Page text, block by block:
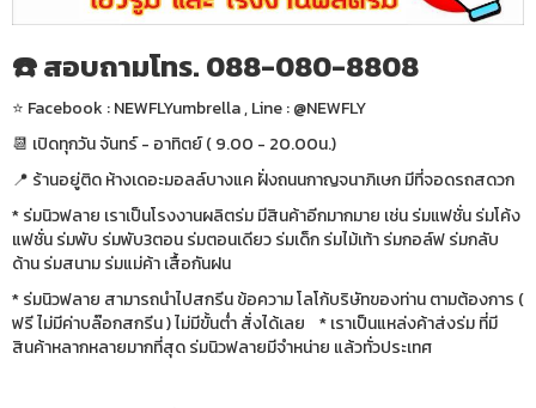
☎️ สอบถามโทร. 088-080-8808
⭐️ Facebook : NEWFLYumbrella , Line : @NEWFLY
📆 เปิดทุกวัน จันทร์ - อาทิตย์ ( 9.00 - 20.00น.)
📍 ร้านอยู่ติด ห้างเดอะมอลล์บางแค ฝั่งถนนกาญจนาภิเษก มีที่จอดรถสดวก
* ร่มนิวฟลาย เราเป็นโรงงานผลิตร่ม มีสินค้าอีกมากมาย เช่น ร่มแฟชั่น ร่มโค้ง
แฟชั่น ร่มพับ ร่มพับ3ตอน ร่มตอนเดียว ร่มเด็ก ร่มไม้เท้า ร่มกอล์ฟ ร่มกลับ
ด้าน ร่มสนาม ร่มแม่ค้า เสื้อกันฝน
* ร่มนิวฟลาย สามารถนำไปสกรีน ข้อความ โลโก้บริษัทของท่าน ตามต้องการ (
ฟรี ไม่มีค่าบล๊อกสกรีน ) ไม่มีขั้นต่ำ สั่งได้เลย * เราเป็นแหล่งค้าส่งร่ม ที่มี
สินค้าหลากหลายมากที่สุด ร่มนิวฟลายมีจำหน่าย แล้วทั่วประเทศ